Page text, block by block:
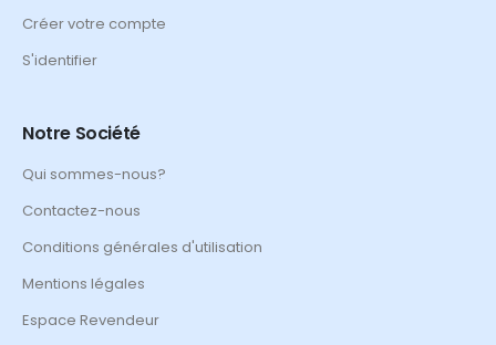
Créer votre compte
S'identifier
Notre Société
Qui sommes-nous?
Contactez-nous
Conditions générales d'utilisation
Mentions légales
Espace Revendeur